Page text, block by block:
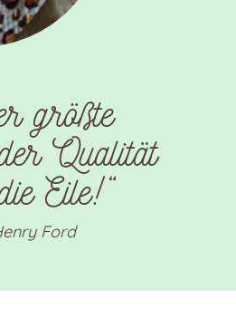
größte
Qualität
Eile!“
Ford